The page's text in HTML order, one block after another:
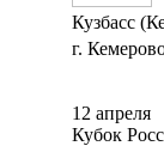
Кузбасс
г.
12 апреля
Кубок